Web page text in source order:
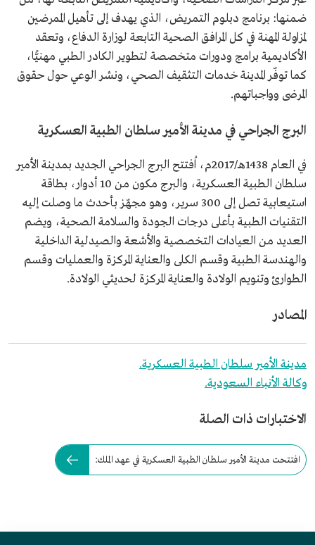
ضمنها: برنامج دبلوم التمريض، الذي يهدف إلى تأهيل الممرضين
لمزاولة المهنة في كل المرافق الصحية التابعة لوزارة الدفاع، وتعقد
الأكاديمية برامج ودورات متخصصة لتطوير الكادر الطبي مهنيًّا،
كما توفّر المدينة خدمات التثقيف الصحي، ونشر الوعي حول حقوق
المرضى وواجباتهم.
البرج الجراحي في مدينة الأمير سلطان الطبية العسكرية
في العام 1438هـ/2017م، اُفتتح البرج الجراحي الجديد بمدينة الأمير
سلطان الطبية العسكرية، والبرج مكون من 10 أدوار، بطاقة
استيعابية تصل إلى 300 سرير، وهو مجهّز بأحدث ما وصلت إليه
التقنيات الطبية بأعلى درجات الجودة والسلامة الصحية، ويضم
العديد من العيادات التخصصية والأشعة والصيدلية الداخلية
والهندسة الطبية وقسم الكلى والعناية المركزة والعمليات وقسم
الطوارئ وتنويم الولادة والعناية المركزة لحديثي الولادة.
المصادر
مدينة الأمير سلطان الطبية العسكرية.
وكالة الأنباء السعودية.
الاختبارات ذات الصلة
افتتحت مدينة الأمير سلطان الطبية العسكرية في عهد الملك: